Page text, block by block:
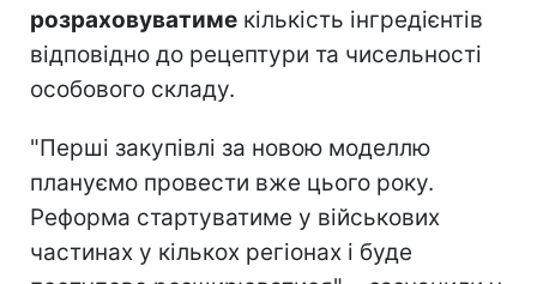
розраховуватиме кількість інгредієнтів
відповідно до рецептури та чисельності
особового складу.
"Перші закупівлі за новою моделлю
плануємо провести вже цього року.
Реформа стартуватиме у військових
частинах у кількох регіонах і буде